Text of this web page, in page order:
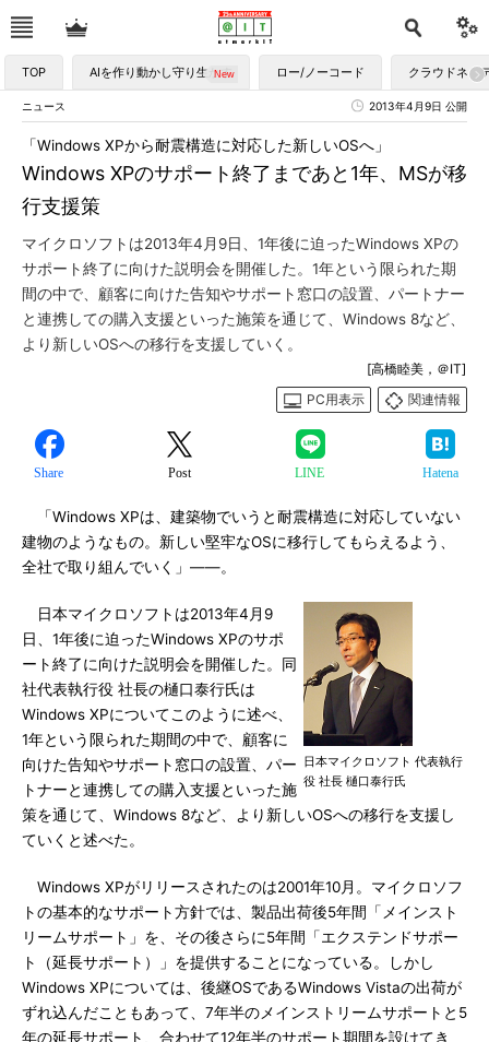
TOP AIを作り動かし守り生かす ロー/ノーコード クラウドネイ
ニュース 2013年4月9日 公開
Windows XPのサポート終了まであと1年、MSが移
行支援策
「Windows XPから耐震構造に対応した新しいOSへ」
マイクロソフトは2013年4月9日、1年後に迫ったWindows XPの
サポート終了に向けた説明会を開催した。1年という限られた期
間の中で、顧客に向けた告知やサポート窓口の設置、パートナー
と連携しての購入支援といった施策を通じて、Windows 8など、
より新しいOSへの移行を支援していく。
[高橋睦美，＠IT]
PC用表示
関連情報
Share Post LINE Hatena
「Windows XPは、建築物でいうと耐震構造に対応していない
建物のようなもの。新しい堅牢なOSに移行してもらえるよう、
全社で取り組んでいく」――。
日本マイクロソフト 代表執行
役 社長 樋口泰行氏
日本マイクロソフトは2013年4月9
日、1年後に迫ったWindows XPのサポ
ート終了に向けた説明会を開催した。同
社代表執行役 社長の樋口泰行氏は
Windows XPについてこのように述べ、
1年という限られた期間の中で、顧客に
向けた告知やサポート窓口の設置、パー
トナーと連携しての購入支援といった施
策を通じて、Windows 8など、より新しいOSへの移行を支援し
ていくと述べた。
Windows XPがリリースされたのは2001年10月。マイクロソフ
トの基本的なサポート方針では、製品出荷後5年間「メインスト
リームサポート」を、その後さらに5年間「エクステンドサポー
ト（延長サポート）」を提供することになっている。しかし
Windows XPについては、後継OSであるWindows Vistaの出荷が
ずれ込んだこともあって、7年半のメインストリームサポートと5
年の延長サポート、合わせて12年半のサポート期間を設けてき